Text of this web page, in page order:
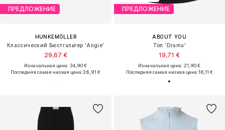
ПРЕДЛОЖЕНИЕ
HUNKEMÖLLER
Классический Бюстгальтер 'Angie'
29,67 €
Изначальная цена: 34,90 €
Последняя самая низкая цена:26,91 €
ПРЕДЛОЖЕНИЕ
ABOUT YOU
Топ 'Drama'
19,71 €
Изначальная цена: 21,90 €
Последняя самая низкая цена:16,11 €